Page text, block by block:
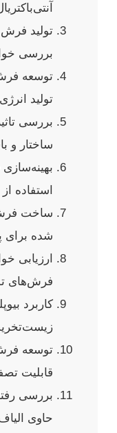
بررسی
توسعه
تولید
بررسی
ساختار و
استفاده
ساخت
شده برای
ارزیابی
فرش‌های
کاربرد
توسعه
قابلیت
بررسی
حاوی